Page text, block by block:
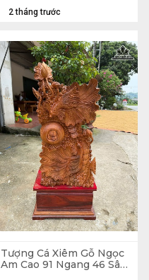
2 tháng trước
Tượng Cá Xiêm Gỗ Ngọc
Am Cao 91 Ngang 46 Sâu